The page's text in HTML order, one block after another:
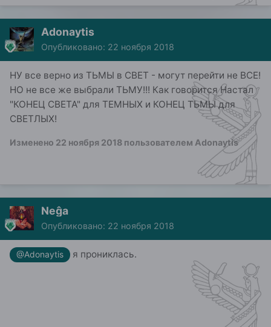
Adonaytis
Опубликовано: 22 ноября 2018
НУ все верно из ТЬМЫ в СВЕТ - могут перейти не ВСЕ!
НО не все же выбрали ТЬМУ!!! Как говорится Настал
"КОНЕЦ СВЕТА" для ТЕМНЫХ и КОНЕЦ ТЬМЫ для
СВЕТЛЫХ!
Изменено 22 ноября 2018 пользователем Adonaytis
Neĝa
Опубликовано: 22 ноября 2018
@Adonaytis я прониклась.